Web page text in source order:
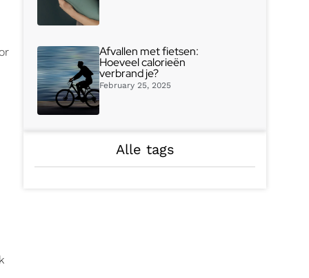
Afvallen met fietsen:
Hoeveel calorieën
verbrand je?
February 25, 2025
Alle tags